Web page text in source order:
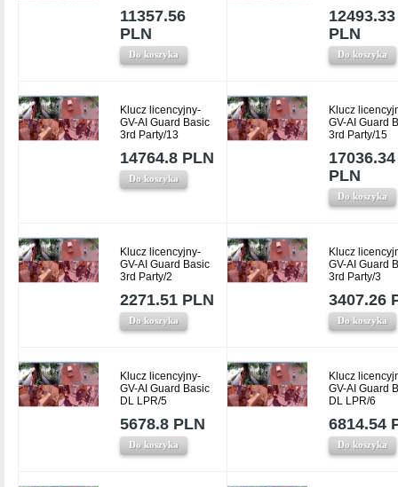
11357.56
PLN
Do koszyka
12493.33
PLN
Do koszyka
Klucz licencyjny-
GV-AI Guard Basic
3rd Party/13
14764.8 PLN
Do koszyka
Klucz
GV-AI Guard
3rd Party/15
17036.34
PLN
Do koszyka
Klucz licencyjny-
GV-AI Guard Basic
3rd Party/2
2271.51 PLN
Do koszyka
Klucz
GV-AI Guard
3rd Party/3
3407.26
Do koszyka
Klucz licencyjny-
GV-AI Guard Basic
DL LPR/5
5678.8 PLN
Do koszyka
Klucz
GV-AI Guard
DL LPR/6
6814.54
Do koszyka